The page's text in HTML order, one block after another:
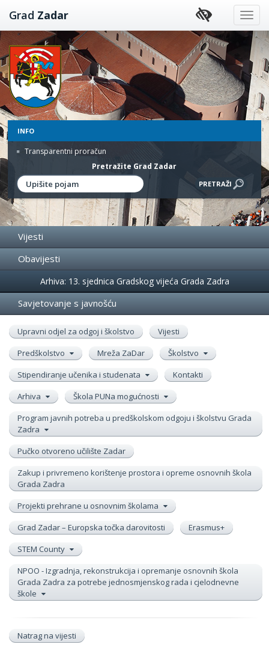
Preskoči
na
sadržaj
Grad Zadar
INFO
Transparentni proračun
Pretražite Grad Zadar
Vijesti
Obavijesti
Događanja
Arhiva: 13. sjednica Gradskog vijeća Grada Zadra
Savjetovanje s javnošću
Upravni odjel za odgoj i školstvo
Vijesti
Predškolstvo
Mreža ZaDar
Školstvo
Stipendiranje učenika i studenata
Kontakti
Arhiva
Škola PUNa mogućnosti
Program javnih potreba u predškolskom odgoju i školstvu Grada
Zadra
Pučko otvoreno učilište Zadar
Zakup i privremeno korištenje prostora i opreme osnovnih škola
Grada Zadra
Projekti prehrane u osnovnim školama
Grad Zadar – Europska točka darovitosti
Erasmus+
STEM County
NPOO - Izgradnja, rekonstrukcija i opremanje osnovnih škola
Grada Zadra za potrebe jednosmjenskog rada i cjelodnevne
škole
Natrag na vijesti